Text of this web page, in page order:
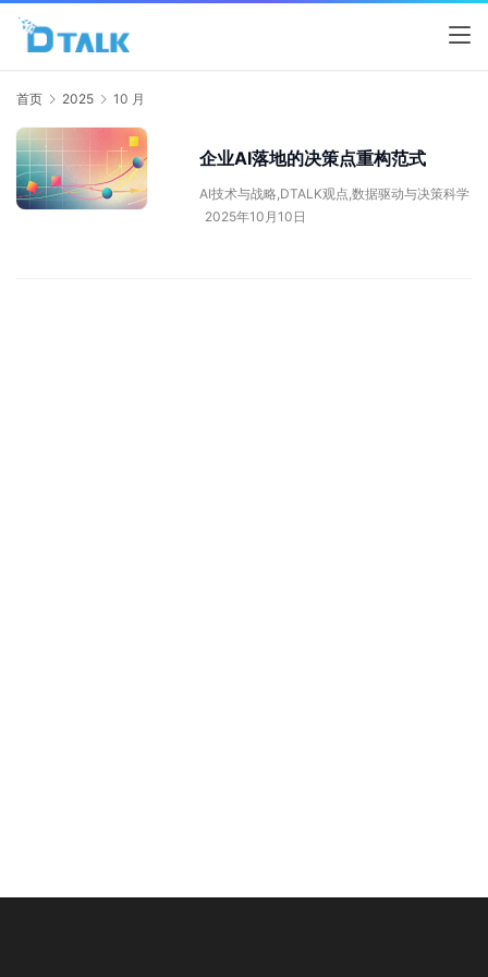
首页 2025 10 月
企业AI落地的决策点重构范式
AI技术与战略,DTALK观点,数据驱动与决策科学
2025年10月10日